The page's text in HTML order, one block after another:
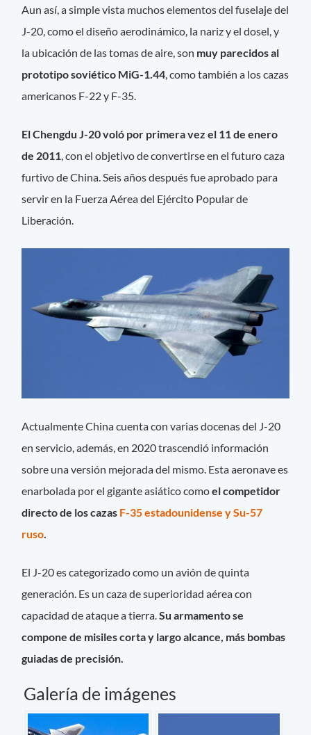
Aun así, a simple vista muchos elementos del fuselaje del
J-20, como el diseño aerodinámico, la nariz y el dosel, y
la ubicación de las tomas de aire, son muy parecidos al
prototipo soviético MiG-1.44, como también a los cazas
americanos F-22 y F-35.
El Chengdu J-20 voló por primera vez el 11 de enero
de 2011, con el objetivo de convertirse en el futuro caza
furtivo de China. Seis años después fue aprobado para
servir en la Fuerza Aérea del Ejército Popular de
Liberación.
Actualmente China cuenta con varias docenas del J-20
en servicio, además, en 2020 trascendió información
sobre una versión mejorada del mismo. Esta aeronave es
enarbolada por el gigante asiático comoel competidor
directo de los cazas F-35 estadounidense y Su-57
ruso.
El J-20 es categorizado como un avión de quinta
generación. Es un caza de superioridad aérea con
capacidad de ataque a tierra.Su armamento se
compone de misiles corta y largo alcance, más bombas
guiadas de precisión.
Galería de imágenes